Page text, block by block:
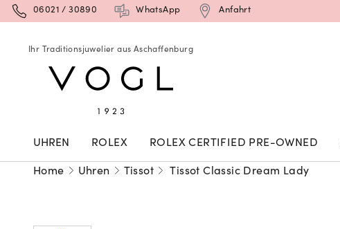
06021 / 30890 WhatsApp Anfahrt
Ihr Traditionsjuwelier aus Aschaffenburg
UHREN ROLEX ROLEX CERTIFIED PRE-OWNED
Home Uhren Tissot Tissot Classic Dream Lady